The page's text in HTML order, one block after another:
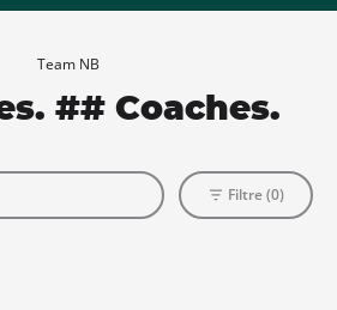
Team NB
## Coaches.
Filtre (0)